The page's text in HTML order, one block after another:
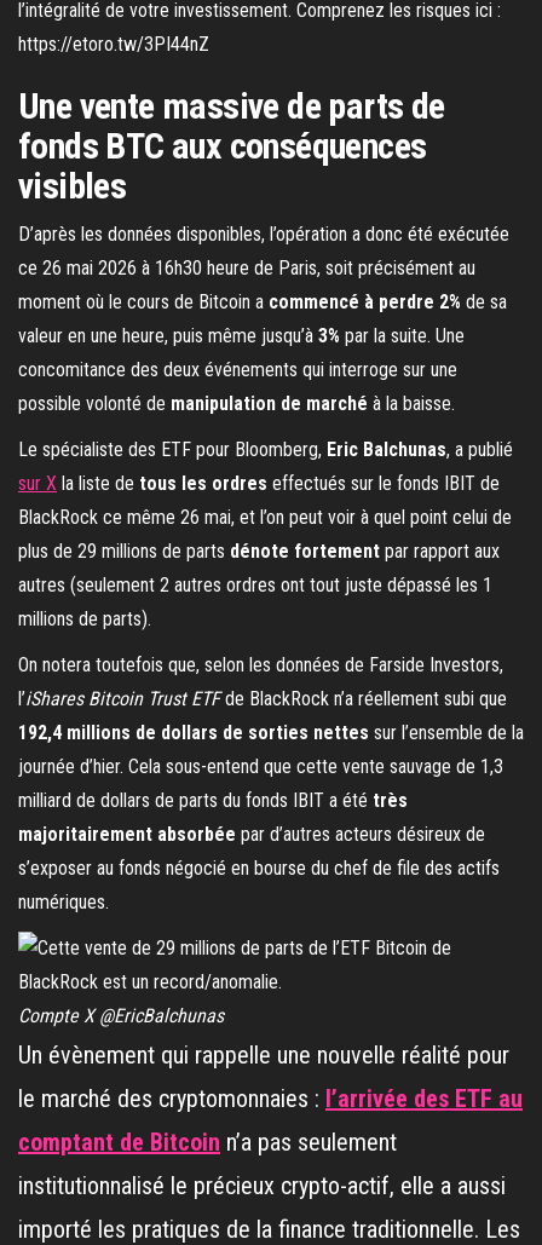
l’intégralité de votre investissement. Comprenez les risques ici :
https://etoro.tw/3PI44nZ
Une vente massive de parts de
fonds BTC aux conséquences
visibles
D’après les données disponibles, l’opération a donc été exécutée
ce 26 mai 2026 à 16h30 heure de Paris, soit précisément au
moment où le cours de Bitcoin a commencé à perdre 2% de sa
valeur en une heure, puis même jusqu’à 3% par la suite. Une
concomitance des deux événements qui interroge sur une
possible volonté de manipulation de marché à la baisse.
Le spécialiste des ETF pour Bloomberg, Eric Balchunas, a publié
sur X la liste de tous les ordres effectués sur le fonds IBIT de
BlackRock ce même 26 mai, et l’on peut voir à quel point celui de
plus de 29 millions de parts dénote fortement par rapport aux
autres (seulement 2 autres ordres ont tout juste dépassé les 1
millions de parts).
On notera toutefois que, selon les données de Farside Investors,
l’iShares Bitcoin Trust ETFde BlackRock n’a réellement subi que
192,4 millions de dollars de sorties nettes sur l’ensemble de la
journée d’hier. Cela sous-entend que cette vente sauvage de 1,3
milliard de dollars de parts du fonds IBIT a été très
majoritairement absorbée par d’autres acteurs désireux de
s’exposer au fonds négocié en bourse du chef de file des actifs
numériques.
Compte X @EricBalchunas
Un évènement qui rappelle une nouvelle réalité pour
le marché des cryptomonnaies : l’arrivée des ETF au
comptant de Bitcoin n’a pas seulement
institutionnalisé le précieux crypto-actif, elle a aussi
importé les pratiques de la finance traditionnelle. Les